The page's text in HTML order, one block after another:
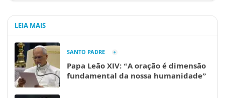
LEIA MAIS
SANTO PADRE
Papa Leão XIV: “A oração é dimensão
fundamental da nossa humanidade”